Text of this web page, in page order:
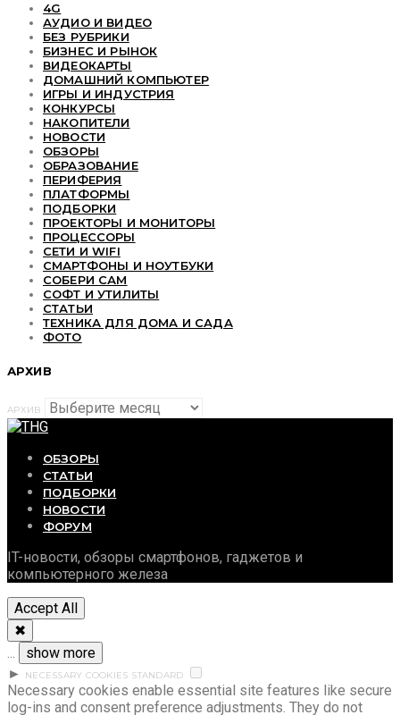
4G
АУДИО И ВИДЕО
БЕЗ РУБРИКИ
БИЗНЕС И РЫНОК
ВИДЕОКАРТЫ
ДОМАШНИЙ КОМПЬЮТЕР
ИГРЫ И ИНДУСТРИЯ
КОНКУРСЫ
НАКОПИТЕЛИ
НОВОСТИ
ОБЗОРЫ
ОБРАЗОВАНИЕ
ПЕРИФЕРИЯ
ПЛАТФОРМЫ
ПОДБОРКИ
ПРОЕКТОРЫ И МОНИТОРЫ
ПРОЦЕССОРЫ
СЕТИ И WIFI
СМАРТФОНЫ И НОУТБУКИ
СОБЕРИ САМ
СОФТ И УТИЛИТЫ
СТАТЬИ
ТЕХНИКА ДЛЯ ДОМА И САДА
ФОТО
АРХИВ
АРХИВ
ОБЗОРЫ
СТАТЬИ
ПОДБОРКИ
НОВОСТИ
ФОРУМ
IT-новости, обзоры смартфонов, гаджетов и
компьютерного железа
Accept All
✖
show more
►
NECESSARY COOKIES STANDARD
Necessary cookies enable essential site features like secure
log-ins and consent preference adjustments. They do not